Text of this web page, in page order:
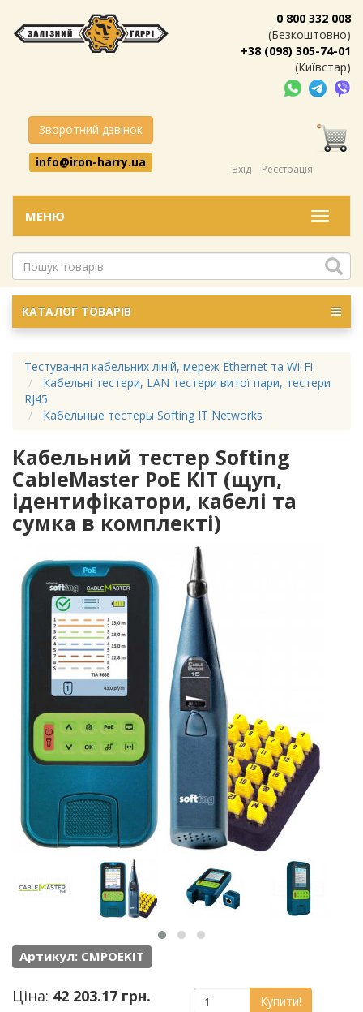
0 800 332 008
(Безкоштовно)
+38 (098) 305-74-01
(Київстар)
Зворотний дзвінок
info@iron-harry.ua
Вхід Реєстрація
Меню
МЕНЮ
КАТАЛОГ ТОВАРІВ
Тестування кабельних ліній, мереж Ethernet та Wi-Fi
Кабельні тестери, LAN тестери витої пари, тестери
RJ45
Кабельные тестеры Softing IT Networks
Кабельний тестер Softing
CableMaster PoE KIT (щуп,
ідентифікатори, кабелі та
сумка в комплекті)
Артикул: CMPOEKIT
Ціна: 42 203.17 грн. Купити!